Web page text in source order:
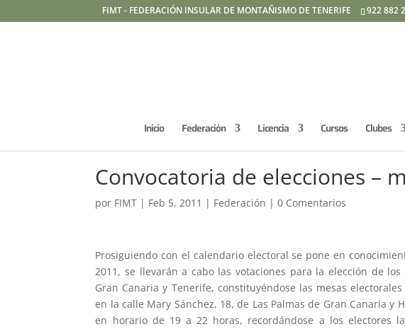
FIMT - FEDERACIÓN INSULAR DE MONTAÑISMO DE TENERIFE 922 882
Inicio Federación Licencia Cursos Clubes
Convocatoria de elecciones –
por FIMT | Feb 5, 2011 | Federación |0 Comentarios
Prosiguiendo con el calendario electoral se pone en
2011, se llevarán a cabo las votaciones para la elección de
Gran Canaria y Tenerife, constituyéndose las mesas
en la calle Mary Sánchez, 18, de Las Palmas de Gran Canaria y
en horario de 19 a 22 horas, recordándose a los electores